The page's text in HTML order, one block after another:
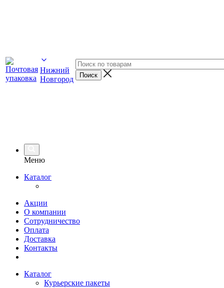
Нижний
Новгород
Меню
Каталог
Акции
О компании
Сотрудничество
Оплата
Доставка
Контакты
Каталог
Курьерские пакеты